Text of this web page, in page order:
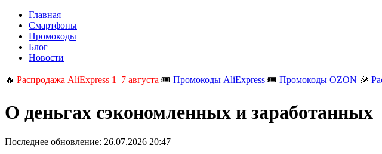
Главная
Смартфоны
Промокоды
Блог
Новости
🔥 Распродажа AliExpress 1–7 августа 🎟️ Промокоды AliExpress 🎟️ Промокоды OZON 🎉
О деньгах сэкономленных и заработанных
Последнее обновление: 26.07.2026 20:47